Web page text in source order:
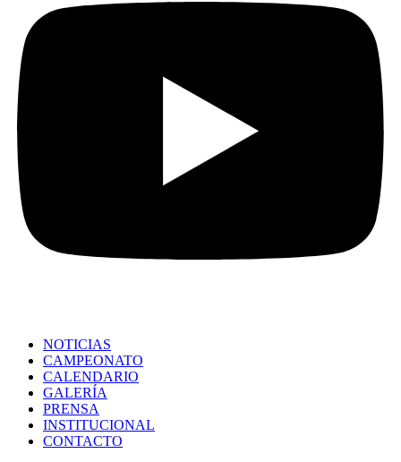
NOTICIAS
CAMPEONATO
CALENDARIO
GALERÍA
PRENSA
INSTITUCIONAL
CONTACTO